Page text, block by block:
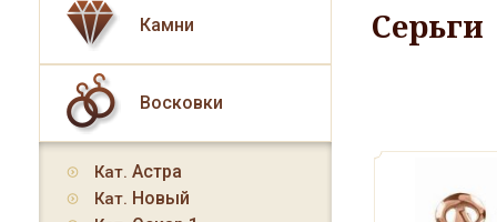
Серьги
Камни
Восковки
Кат. Астра
Кат. Новый